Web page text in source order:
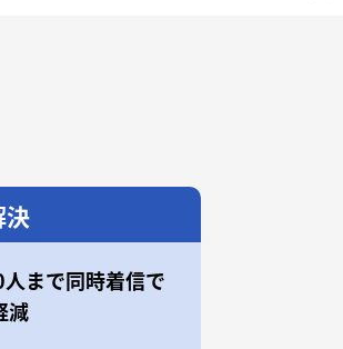
決
まで同時着信で
減